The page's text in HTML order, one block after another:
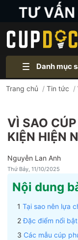
Danh mục
Trang chủ / Tin tức /
VÌ SAO
KIỆN HIỆN
Nguyễn Lan Anh
Thứ Bảy, 11/10/2025
Nội dung
Tại sao nên lựa
Đặc điểm nổi
Các mẫu cúp